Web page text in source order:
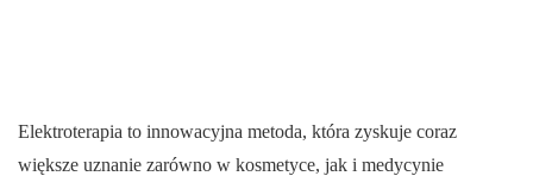
Elektroterapia to innowacyjna metoda, która zyskuje coraz
większe uznanie zarówno w kosmetyce, jak i medycynie